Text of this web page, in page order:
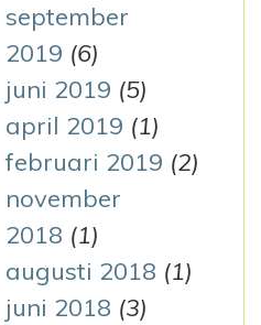
september
2019 (6)
juni 2019 (5)
april 2019 (1)
februari 2019 (2)
november
2018 (1)
augusti 2018 (1)
juni 2018 (3)